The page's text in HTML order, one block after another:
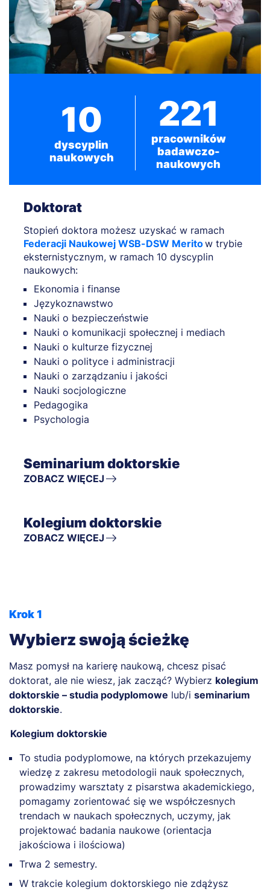
10
dyscyplin
naukowych
221
pracowników
badawczo-
naukowych
Doktorat
Stopień doktora możesz uzyskać w ramach
Federacji Naukowej WSB-DSW Meritow trybie
eksternistycznym, w ramach 10 dyscyplin
naukowych:
Ekonomia i finanse
Językoznawstwo
Nauki o bezpieczeństwie
Nauki o komunikacji społecznej i mediach
Nauki o kulturze fizycznej
Nauki o polityce i administracji
Nauki o zarządzaniu i jakości
Nauki socjologiczne
Pedagogika
Psychologia
Seminarium doktorskie
ZOBACZ WIĘCEJ
Kolegium doktorskie
ZOBACZ WIĘCEJ
Krok 1
Wybierz swoją ścieżkę
Masz pomysł na karierę naukową, chcesz pisać
doktorat, ale nie wiesz, jak zacząć? Wybierz kolegium
doktorskie – studia podyplomowe lub/i seminarium
doktorskie.
Kolegium doktorskie
To studia podyplomowe, na których przekazujemy
wiedzę z zakresu metodologii nauk społecznych,
prowadzimy warsztaty z pisarstwa akademickiego,
pomagamy zorientować się we współczesnych
trendach w naukach społecznych, uczymy, jak
projektować badania naukowe (orientacja
jakościowa i ilościowa)
Trwa 2 semestry.
W trakcie kolegium doktorskiego nie zdążysz